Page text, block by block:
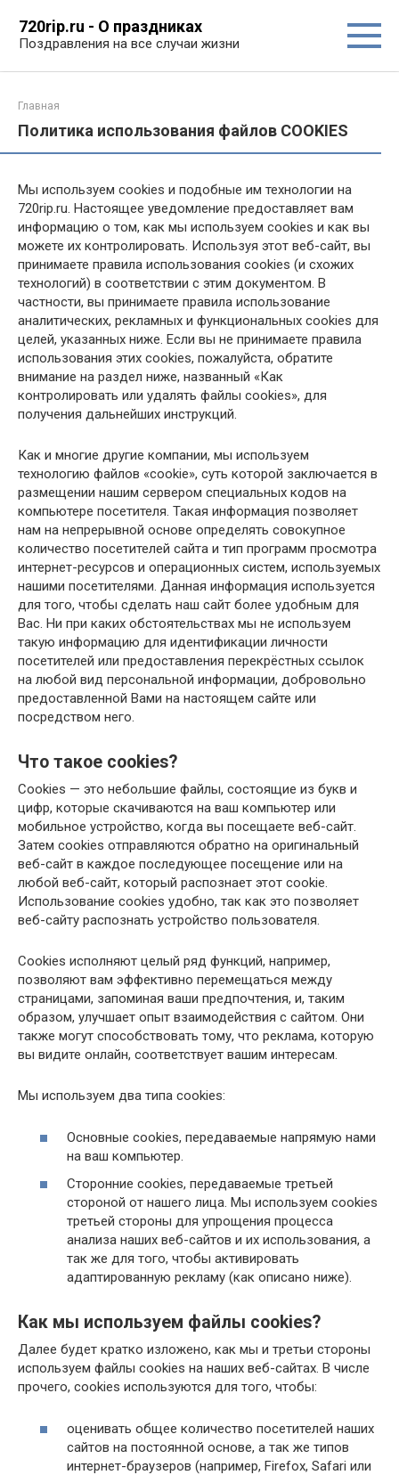
контенту
720rip.ru - О праздниках
Поздравления на все случаи жизни
Главная
Политика использования файлов COOKIES
Мы используем cookies и подобные им технологии на
720rip.ru. Настоящее уведомление предоставляет вам
информацию о том, как мы используем cookies и как вы
можете их контролировать. Используя этот веб-сайт, вы
принимаете правила использования cookies (и схожих
технологий) в соответствии с этим документом. В
частности, вы принимаете правила использование
аналитических, рекламных и функциональных cookies для
целей, указанных ниже. Если вы не принимаете правила
использования этих cookies, пожалуйста, обратите
внимание на раздел ниже, названный «Как
контролировать или удалять файлы cookies», для
получения дальнейших инструкций.
Как и многие другие компании, мы используем
технологию файлов «cookie», суть которой заключается в
размещении нашим сервером специальных кодов на
компьютере посетителя. Такая информация позволяет
нам на непрерывной основе определять совокупное
количество посетителей сайта и тип программ просмотра
интернет-ресурсов и операционных систем, используемых
нашими посетителями. Данная информация используется
для того, чтобы сделать наш сайт более удобным для
Вас. Ни при каких обстоятельствах мы не используем
такую информацию для идентификации личности
посетителей или предоставления перекрёстных ссылок
на любой вид персональной информации, добровольно
предоставленной Вами на настоящем сайте или
посредством него.
Что такое cookies?
Cookies — это небольшие файлы, состоящие из букв и
цифр, которые скачиваются на ваш компьютер или
мобильное устройство, когда вы посещаете веб-сайт.
Затем cookies отправляются обратно на оригинальный
веб-сайт в каждое последующее посещение или на
любой веб-сайт, который распознает этот cookie.
Использование cookies удобно, так как это позволяет
веб-сайту распознать устройство пользователя.
Cookies исполняют целый ряд функций, например,
позволяют вам эффективно перемещаться между
страницами, запоминая ваши предпочтения, и, таким
образом, улучшает опыт взаимодействия с сайтом. Они
также могут способствовать тому, что реклама, которую
вы видите онлайн, соответствует вашим интересам.
Мы используем два типа cookies:
Основные cookies, передаваемые напрямую нами
на ваш компьютер.
Сторонние cookies, передаваемые третьей
стороной от нашего лица. Мы используем cookies
третьей стороны для упрощения процесса
анализа наших веб-сайтов и их использования, а
так же для того, чтобы активировать
адаптированную рекламу (как описано ниже).
Как мы используем файлы cookies?
Далее будет кратко изложено, как мы и третьи стороны
используем файлы cookies на наших веб-сайтах. В числе
прочего, cookies используются для того, чтобы:
оценивать общее количество посетителей наших
сайтов на постоянной основе, а так же типов
интернет-браузеров (например, Firefox, Safari или